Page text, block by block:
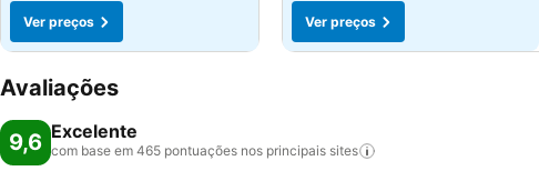
Ver preços
Ver preços
Avaliações
9,6 Excelente
com base em 465 pontuações nos principais sites